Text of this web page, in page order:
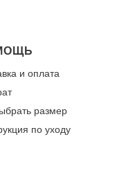
и оплата
размер
по уходу